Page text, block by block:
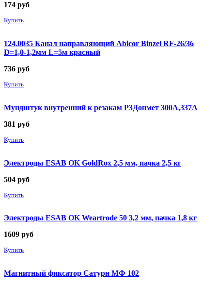
174 руб
Купить
124.0035 Канал направляющий Abicor Binzel RF-26/36
D=1,0-1,2мм L=5м красный
736 руб
Купить
Мундштук внутренний к резакам Р3Донмет 300А,337А
381 руб
Купить
Электроды ESAB OK GoldRox 2,5 мм, пачка 2,5 кг
504 руб
Купить
Электроды ESAB OK Weartrode 50 3,2 мм, пачка 1,8 кг
1609 руб
Купить
Магнитный фиксатор Сатурн МФ 102